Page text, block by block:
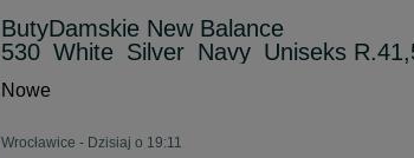
ButyDamskie New Balance
530_White_Silver_Navy_Uniseks
Nowe
Wrocławice - Dzisiaj o 19:11